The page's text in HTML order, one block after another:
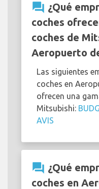
question_answer ¿Qué
coches
coches de
Aeropuerto
Las siguientes
coches en
ofrecen una
Mitsubishi:
AVIS
question_answer ¿Qué
coches en